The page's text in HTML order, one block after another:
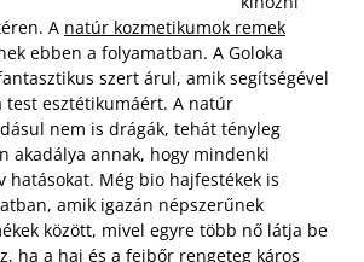
A natúr kozmetikumok remek
ebben a folyamatban. A Goloka
szert árul, amik segítségével
test esztétikumáért. A natúr
nem is drágák, tehát tényleg
akadálya annak, hogy mindenki
hatásokat. Még bio hajfestékek is
amik igazán népszerűnek
között, mivel egyre több nő látja be
ha a haj és a fejbőr rengeteg káros